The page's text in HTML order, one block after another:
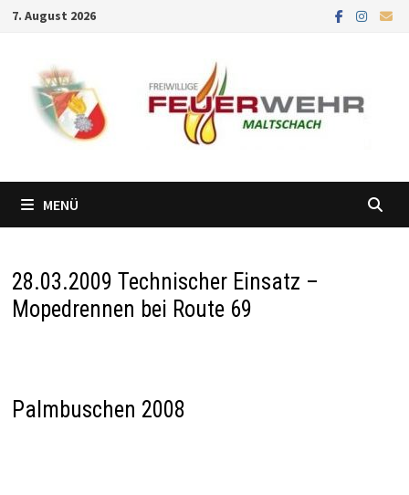
Zum
springen
7. August 2026
MENÜ
28.03.2009 Technischer Einsatz –
Mopedrennen bei Route 69
Palmbuschen 2008